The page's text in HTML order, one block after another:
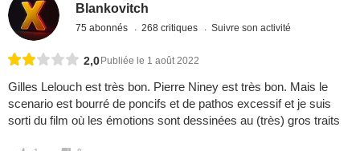
Blankovitch
75 abonnés 268 critiques Suivre son activité
2,0 Publiée le 1 août 2022
Gilles Lelouch est très bon. Pierre Niney est très bon. Mais le
scenario est bourré de poncifs et de pathos excessif et je suis
sorti du film où les émotions sont dessinées au (très) gros traits